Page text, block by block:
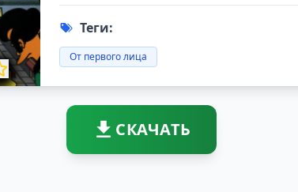
Теги:
От первого лица
СКАЧАТЬ